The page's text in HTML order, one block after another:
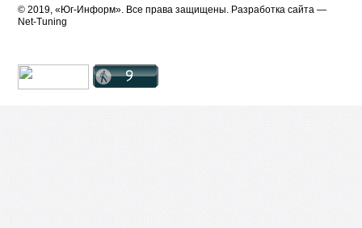
© 2019, «Юг-Информ». Все права защищены. Разработка cайта —
Net-Tuning